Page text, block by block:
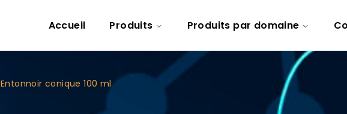
Accueil Produits Produits par domaine
Entonnoir conique 100 ml